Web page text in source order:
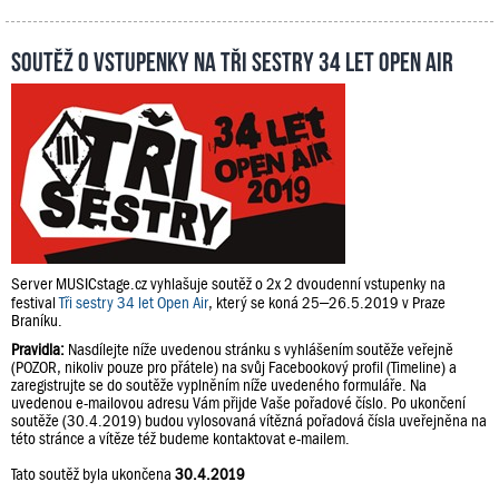
Soutěž o vstupenky na Tři sestry 34 let Open Air
Server MUSICstage.cz vyhlašuje soutěž o 2x 2 dvoudenní vstupenky na
festivalTři sestry 34 let Open Air, který se koná 25–26.5.2019 v Praze
Braníku.
Pravidla: Nasdílejte níže uvedenou stránku s vyhlášením soutěže veřejně
(POZOR, nikoliv pouze pro přátele) na svůj Facebookový profil (Timeline) a
zaregistrujte se do soutěže vyplněním níže uvedeného formuláře. Na
uvedenou e-mailovou adresu Vám přijde Vaše pořadové číslo. Po ukončení
soutěže (30.4.2019) budou vylosovaná vítězná pořadová čísla uveřejněna na
této stránce a vítěze též budeme kontaktovat e-mailem.
Tato soutěž byla ukončena 30.4.2019